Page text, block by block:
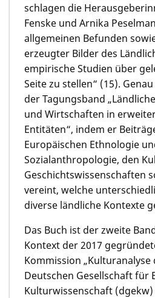
schlagen die
Fenske und Arnika
allgemeinen Befunden
erzeugter Bilder des
empirische Studien über
Seite zu stellen“ (15).
der Tagungsband
und Wirtschaften in
Entitäten“, indem er
Europäischen Ethnologie
Sozialanthropologie, den
Geschichtswissenschaften
vereint, welche
diverse ländliche Kontexte
Das Buch ist der zweite
Kontext der 2017
Kommission „Kulturanalyse
Deutschen Gesellschaft für
Kulturwissenschaft